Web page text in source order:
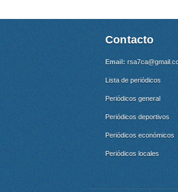
Contacto
Email:
Lista de periódicos
Periódicos general
Periódicos deportivos
Periódicos económicos
Periódicos locales